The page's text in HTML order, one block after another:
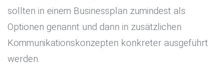
sollten in einem Businessplan zumindest als
Optionen genannt und dann in zusätzlichen
Kommunikationskonzepten konkreter ausgeführt
werden.